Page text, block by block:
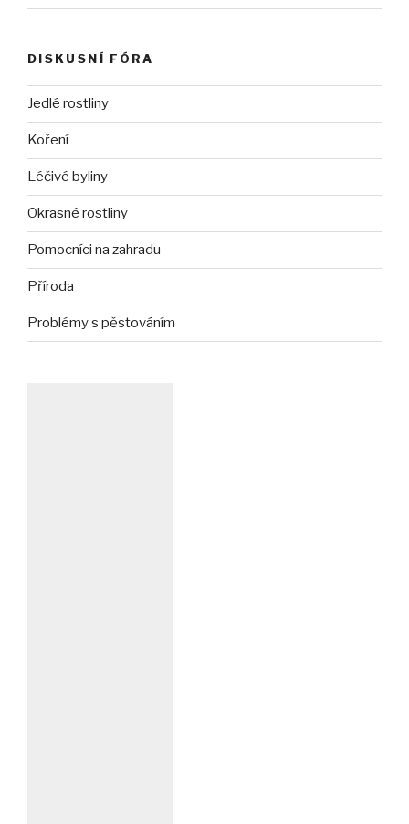
DISKUSNÍ FÓRA
Jedlé rostliny
Koření
Léčivé byliny
Okrasné rostliny
Pomocníci na zahradu
Příroda
Problémy s pěstováním